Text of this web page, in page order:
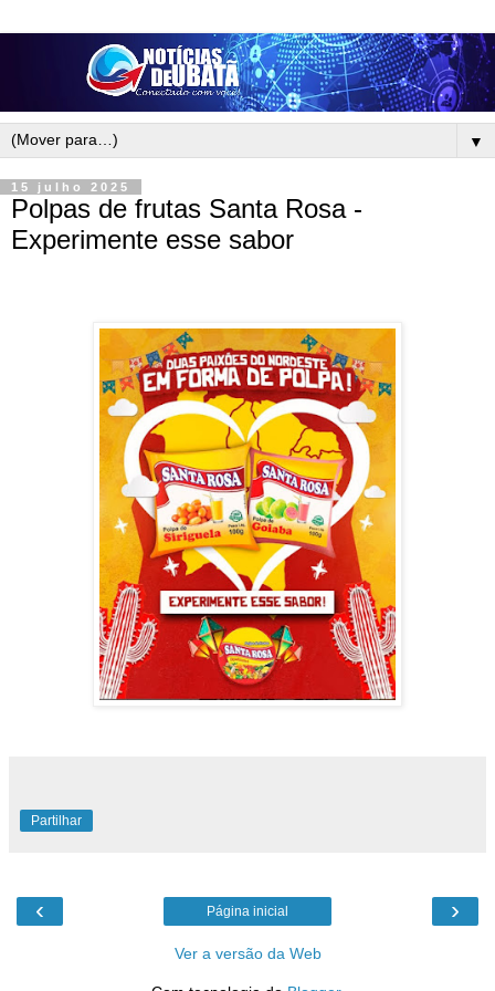
▼
15 julho 2025
Polpas de frutas Santa Rosa -
Experimente esse sabor
Partilhar
‹ ›
Página inicial
Ver a versão da Web